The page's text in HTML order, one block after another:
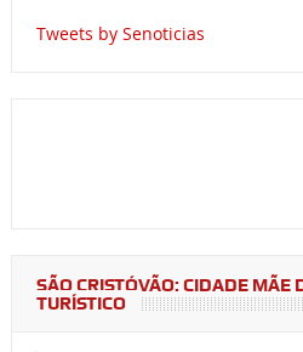
Tweets by Senoticias
SÃO CRISTÓVÃO: CIDADE MÃE
TURÍSTICO